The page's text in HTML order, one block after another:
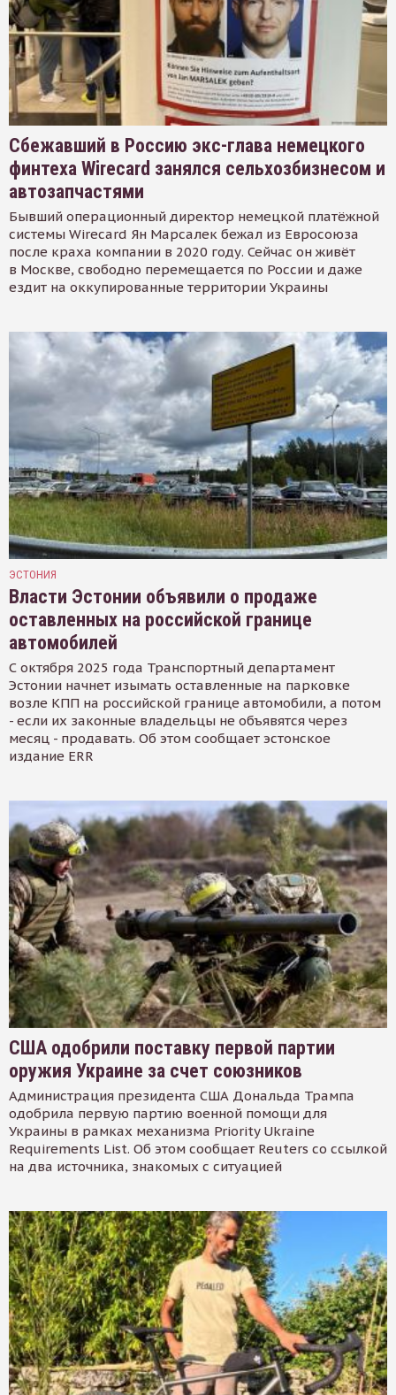
Сбежавший в Россию экс-глава немецкого
финтеха Wirecard занялся сельхозбизнесом и
автозапчастями
Бывший операционный директор немецкой платёжной
системы Wirecard Ян Марсалек бежал из Евросоюза
после краха компании в 2020 году. Сейчас он живёт
в Москве, свободно перемещается по России и даже
ездит на оккупированные территории Украины
ЭСТОНИЯ
Власти Эстонии объявили о продаже
оставленных на российской границе
автомобилей
С октября 2025 года Транспортный департамент
Эстонии начнет изымать оставленные на парковке
возле КПП на российской границе автомобили, а потом
- если их законные владельцы не объявятся через
месяц - продавать. Об этом сообщает эстонское
издание ERR
США одобрили поставку первой партии
оружия Украине за счет союзников
Администрация президента США Дональда Трампа
одобрила первую партию военной помощи для
Украины в рамках механизма Priority Ukraine
Requirements List. Об этом сообщает Reuters со ссылкой
на два источника, знакомых с ситуацией